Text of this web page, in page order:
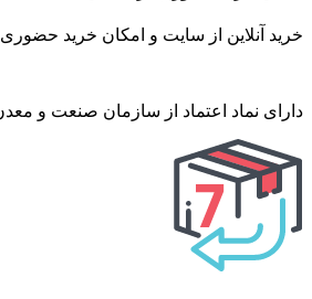
خرید آنلاین از سایت و امکان خرید
دارای نماد اعتماد از سازمان صنعت و